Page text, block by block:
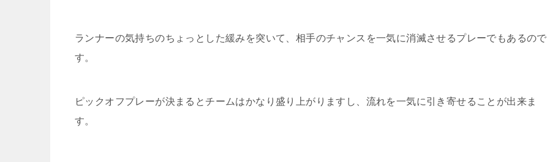
ランナーの気持ちのちょっとした緩みを突いて、相手のチャンスを一気に消滅させるプレーでもあるので
す。
ピックオフプレーが決まるとチームはかなり盛り上がりますし、流れを一気に引き寄せることが出来ま
す。